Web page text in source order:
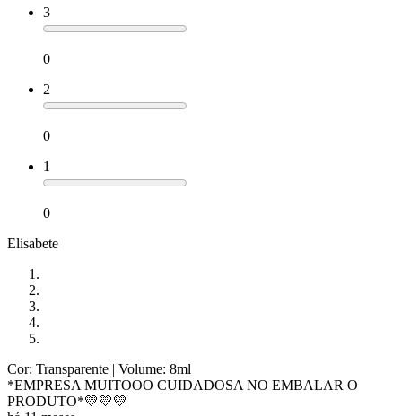
3
0
2
0
1
0
Elisabete
Cor: Transparente | Volume: 8ml
*EMPRESA MUITOOO CUIDADOSA NO EMBALAR O
PRODUTO*💛💛💛